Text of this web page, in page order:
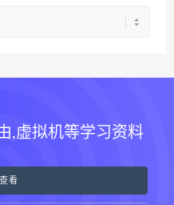
,虚拟机等学习资料
看